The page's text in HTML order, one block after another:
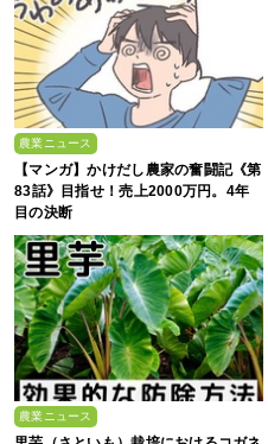
農業ニュース
【マンガ】かけだし農家の奮闘記《第
83話》目指せ！売上2000万円。4年
目の決断
農業ニュース